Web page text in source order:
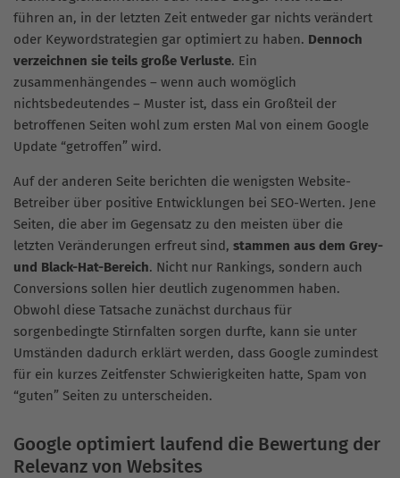
führen an, in der letzten Zeit entweder gar nichts verändert
oder Keywordstrategien gar optimiert zu haben. Dennoch
verzeichnen sie teils große Verluste. Ein
zusammenhängendes – wenn auch womöglich
nichtsbedeutendes – Muster ist, dass ein Großteil der
betroffenen Seiten wohl zum ersten Mal von einem Google
Update “getroffen” wird.
Auf der anderen Seite berichten die wenigsten Website-
Betreiber über positive Entwicklungen bei SEO-Werten. Jene
Seiten, die aber im Gegensatz zu den meisten über die
letzten Veränderungen erfreut sind, stammen aus dem Grey-
und Black-Hat-Bereich. Nicht nur Rankings, sondern auch
Conversions sollen hier deutlich zugenommen haben.
Obwohl diese Tatsache zunächst durchaus für
sorgenbedingte Stirnfalten sorgen durfte, kann sie unter
Umständen dadurch erklärt werden, dass Google zumindest
für ein kurzes Zeitfenster Schwierigkeiten hatte, Spam von
“guten” Seiten zu unterscheiden.
Google optimiert laufend die Bewertung der
Relevanz von Websites